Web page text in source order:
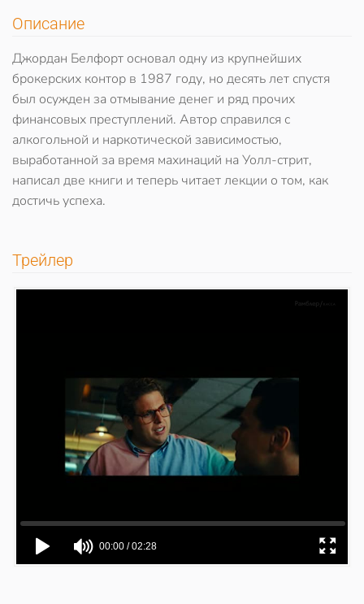
Описание
Джордан Белфорт основал одну из крупнейших
брокерских контор в 1987 году, но десять лет спустя
был осужден за отмывание денег и ряд прочих
финансовых преступлений. Автор справился с
алкогольной и наркотической зависимостью,
выработанной за время махинаций на Уолл-стрит,
написал две книги и теперь читает лекции о том, как
достичь успеха.
Трейлер